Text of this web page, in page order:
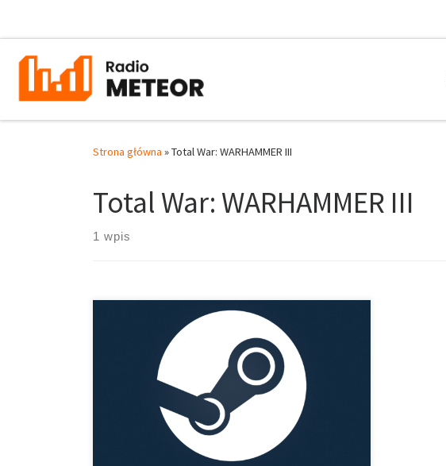
Strona główna »Total War: WARHAMMER III
Total War: WARHAMMER III
1 wpis
Najlepiej sprzedającą się grą na Steam został Upadek
Światła, czyli rozszerzenie do sieciowego FPS-a
Destiny 2. Dodatek zadebiutuje 23 lutego przyszłego
roku i obecnie można kupić go wraz z roczną
przepustką sezonową. Kolejne miejsce okupuje Total
War: WARHAMMER III w […]